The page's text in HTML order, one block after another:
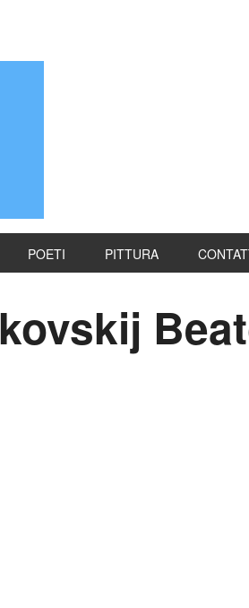
POETI PITTURA